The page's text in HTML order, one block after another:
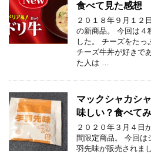
食べて見た感想
２０１８年９月１２
の新商品。 今回は４
した。 チーズをたっ
チーズ牛丼が好きで
た人は …
マックシャカシ
味しい？食べて
２０２０年３月４日
間限定商品。 今回は
羽先味が販売されま